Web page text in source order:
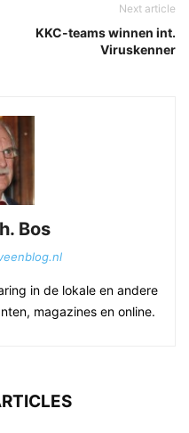
Next article
KKC-teams winnen int.
Viruskenner
Bos
in de lokale en andere
magazines en online.